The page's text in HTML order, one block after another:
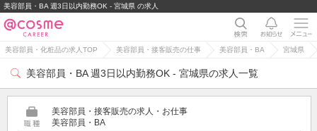
美容部員・BA 週3日以内勤務OK - 宮城県 の求人
美容部員・化粧品の求人TOP 美容部員・接客販売の仕事 美容部員・BA 宮城県
美容部員・BA 週3日以内勤務OK - 宮城県の求人一覧
美容部員・接客販売の求人・お仕事
美容部員・BA